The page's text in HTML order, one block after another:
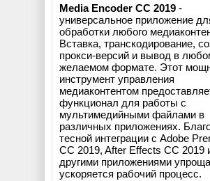
Media Encoder CC 2019 -
универсальное приложение
обработки любого
Вставка, транскодирование,
прокси-версий и вывод в
желаемом формате. Этот
инструмент управления
медиаконтентом
функционал для работы с
мультимедийными файлами в
различных приложениях.
тесной интеграции с Adobe
CC 2019, After Effects CC 2019
другими приложениями
ускоряется рабочий процесс.